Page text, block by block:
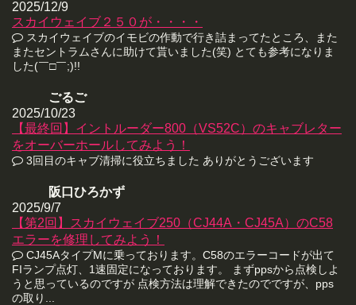
2025/12/9
スカイウェイブ２５０が・・・・
スカイウェイブのイモビの作動で行き詰まってたところ、また
またセントラムさんに助けて貰いました(笑) とても参考になりま
した(￣□￣;)!!
ごるご
2025/10/23
【最終回】イントルーダー800（VS52C）のキャブレター
をオーバーホールしてみよう！
3回目のキャブ清掃に役立ちました ありがとうございます
阪口ひろかず
2025/9/7
【第2回】スカイウェイブ250（CJ44A・CJ45A）のC58
エラーを修理してみよう！
CJ45AタイプMに乗っております。C58のエラーコードが出て
FIランプ点灯、1速固定になっております。 まずppsから点検しよ
うと思っているのですが 点検方法は理解できたのでですが、pps
の取り...